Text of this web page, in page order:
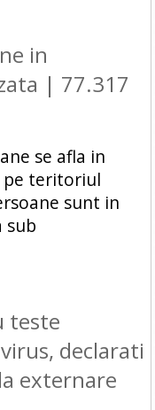
in
| 77.317
se afla in
teritoriul
sunt in
sub
teste
declarati
externare